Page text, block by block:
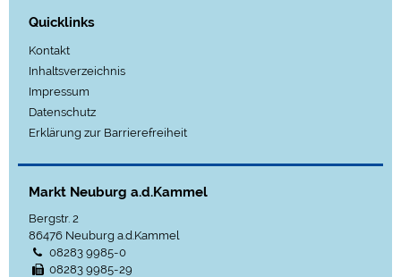
Quicklinks
Kontakt
Inhaltsverzeichnis
Impressum
Datenschutz
Erklärung zur Barrierefreiheit
Markt Neuburg a.d.Kammel
Bergstr. 2
86476 Neuburg a.d.Kammel
08283 9985-0
08283 9985-29